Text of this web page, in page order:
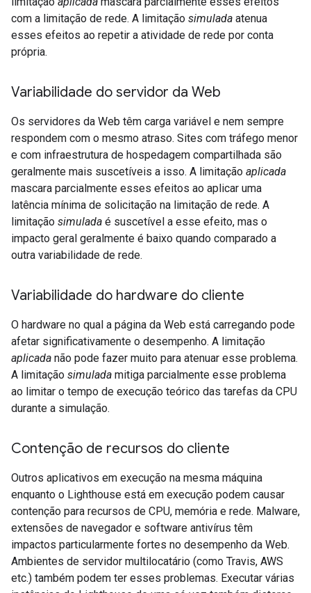
com a limitação de rede. A limitação simulada atenua
esses efeitos ao repetir a atividade de rede por conta
própria.
Variabilidade do servidor da Web
Os servidores da Web têm carga variável e nem sempre
respondem com o mesmo atraso. Sites com tráfego menor
e com infraestrutura de hospedagem compartilhada são
geralmente mais suscetíveis a isso. A limitação aplicada
mascara parcialmente esses efeitos ao aplicar uma
latência mínima de solicitação na limitação de rede. A
limitação simulada é suscetível a esse efeito, mas o
impacto geral geralmente é baixo quando comparado a
outra variabilidade de rede.
Variabilidade do hardware do cliente
O hardware no qual a página da Web está carregando pode
afetar significativamente o desempenho. A limitação
aplicada não pode fazer muito para atenuar esse problema.
A limitação simulada mitiga parcialmente esse problema
ao limitar o tempo de execução teórico das tarefas da CPU
durante a simulação.
Contenção de recursos do cliente
Outros aplicativos em execução na mesma máquina
enquanto o Lighthouse está em execução podem causar
contenção para recursos de CPU, memória e rede. Malware,
extensões de navegador e software antivírus têm
impactos particularmente fortes no desempenho da Web.
Ambientes de servidor multilocatário (como Travis, AWS
etc.) também podem ter esses problemas. Executar várias